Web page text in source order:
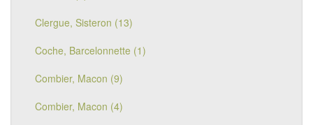
Clergue, Sisteron (13)
Coche, Barcelonnette (1)
Combier, Macon (9)
Combier, Macon (4)